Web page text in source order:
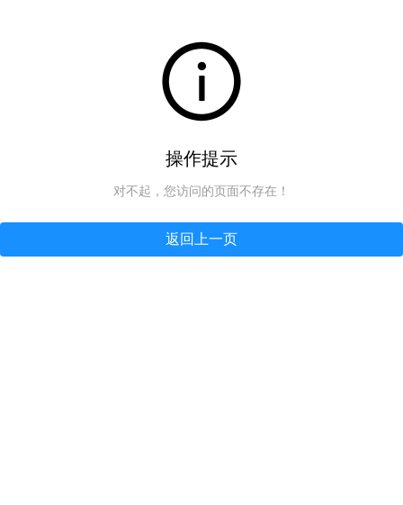
操作提示
对不起，您访问的页面不存在！
返回上一页